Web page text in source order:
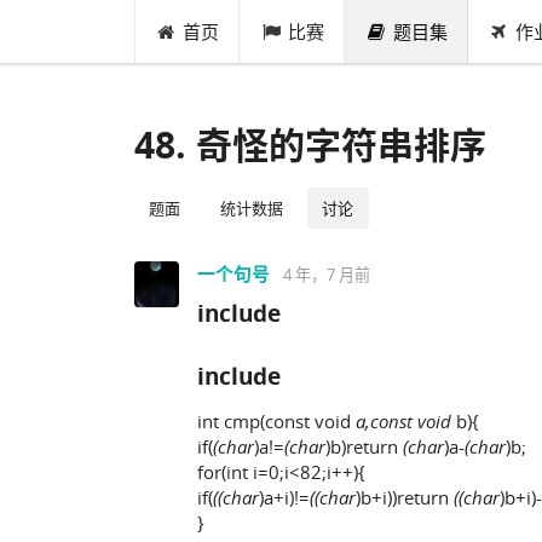
首页 比赛 题目集 作
48. 奇怪的字符串排序
题面 统计数据 讨论
一个句号 4 年，7 月前
include
include
int cmp(const void a,const void b){
if((char)a!=(char)b)return (char)a-(char)b;
for(int i=0;i<82;i++){
if(((char)a+i)!=((char)b+i))return ((char)b+i)-
}